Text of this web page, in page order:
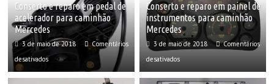
Conserto e reparo em pedal de
acelerador para caminhão
Mercedes
3 de maio de 2018
Comentários
desativados
Conserto e reparo em painel de
instrumentos para caminhão
Mercedes
3 de maio de 2018
Comentários
desativados